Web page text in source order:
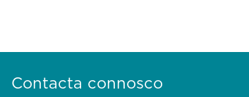
Contacta connosco